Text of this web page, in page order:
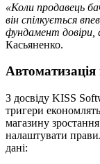
«Коли продавець
він спілкується
фундамент довіри,
Касьяненко.
Автоматизація
З досвіду KISS
тригери
магазину
налаштувати
дані: